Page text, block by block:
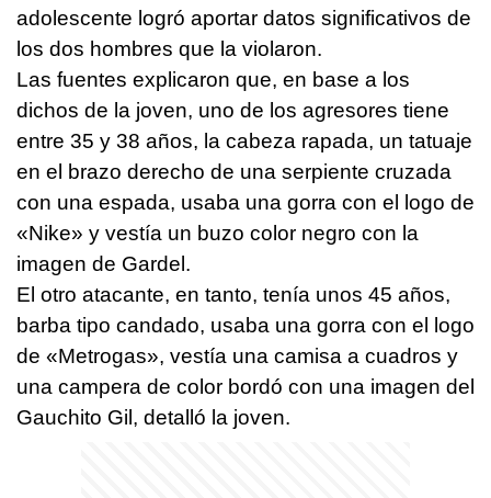
adolescente logró aportar datos significativos de
los dos hombres que la violaron.
Las fuentes explicaron que, en base a los
dichos de la joven, uno de los agresores tiene
entre 35 y 38 años, la cabeza rapada, un tatuaje
en el brazo derecho de una serpiente cruzada
con una espada, usaba una gorra con el logo de
«Nike» y vestía un buzo color negro con la
imagen de Gardel.
El otro atacante, en tanto, tenía unos 45 años,
barba tipo candado, usaba una gorra con el logo
de «Metrogas», vestía una camisa a cuadros y
una campera de color bordó con una imagen del
Gauchito Gil, detalló la joven.